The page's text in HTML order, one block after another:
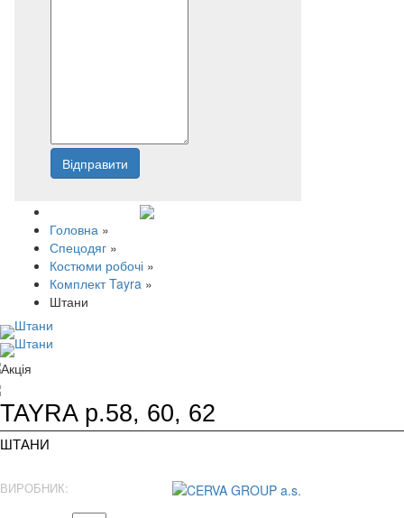
Відправити
Головна »
Спецодяг »
Костюми робочі »
Комплект Tayra »
Штани
TAYRA р.58, 60, 62
ШТАНИ
ВИРОБНИК: